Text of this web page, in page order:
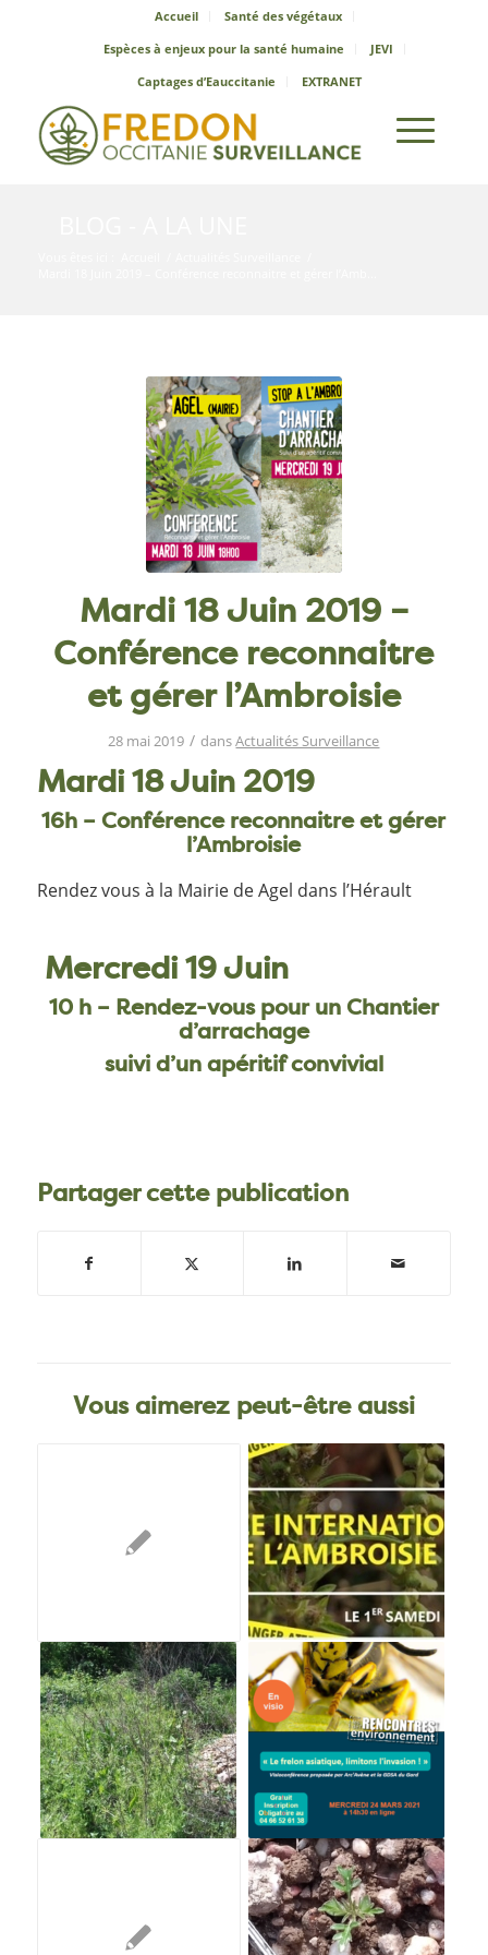
Accueil
Santé des végétaux
Espèces à enjeux pour la santé humaine
JEVI
Captages d’Eauccitanie
EXTRANET
Mardi 18 Juin 2019 –
Conférence reconnaitre
et gérer l’Ambroisie
28 mai 2019 / dansActualités Surveillance
Mardi 18 Juin 2019
16h – Conférence reconnaitre et gérer
l’Ambroisie
Rendez vous à la Mairie de Agel dans l’Hérault
Mercredi 19 Juin
10 h – Rendez-vous pour un Chantier
d’arrachage
suivi d’un apéritif convivial
Partager cette publication
Vous aimerez peut-être aussi